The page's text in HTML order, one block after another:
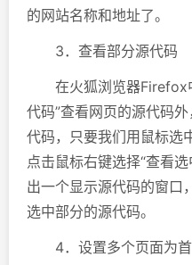
的网站名称和地址了。
3．查看部分源代码
在火狐浏览器Firefox
代码”查看网页的源代码
代码，只要我们用鼠标选
点击鼠标右键选择“查看
出一个显示源代码的窗口
选中部分的源代码。
4．设置多个页面为